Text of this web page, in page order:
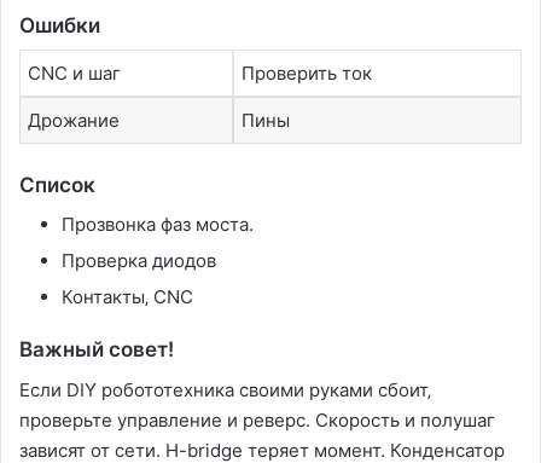
Ошибки
CNC и шаг Проверить ток
Дрожание Пины
Список
Прозвонка фаз моста.
Проверка диодов
Контакты‚ CNC
Важный совет!
Если DIY робототехника своими руками сбоит‚
проверьте управление и реверс. Скорость и полушаг
зависят от сети. H-bridge теряет момент. Конденсатор